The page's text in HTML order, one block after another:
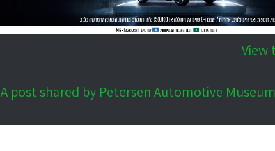
View
A post shared by Petersen Automotive